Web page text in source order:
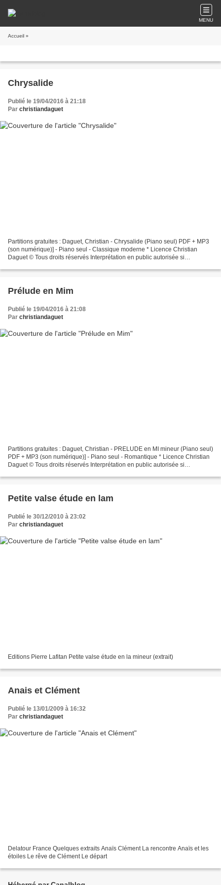
MENU
Accueil »
Chrysalide
Publié le 19/04/2016 à 21:18
Par christiandaguet
Partitions gratuites : Daguet, Christian - Chrysalide (Piano seul) PDF + MP3
(son numérique)] - Piano seul - Classique moderne * Licence Christian
Daguet © Tous droits réservés Interprétation en public autorisée si
Prélude en Mim
Publié le 19/04/2016 à 21:08
Par christiandaguet
Partitions gratuites : Daguet, Christian - PRELUDE en MI mineur (Piano seul)
PDF + MP3 (son numérique)] - Piano seul - Romantique * Licence Christian
Daguet © Tous droits réservés Interprétation en public autorisée si
Petite valse étude en lam
Publié le 30/12/2010 à 23:02
Par christiandaguet
Editions Pierre Lafitan Petite valse étude en la mineur (extrait)
Anais et Clément
Publié le 13/01/2009 à 16:32
Par christiandaguet
Delatour France Quelques extraits Anaïs Clément La rencontre Anaïs et les
étoiles Le rêve de Clément Le départ